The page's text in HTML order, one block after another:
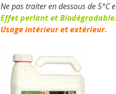
Ne pas traiter en dessous de 5°C
Effet perlant et Biodégradable.
Usage intérieur et extérieur.